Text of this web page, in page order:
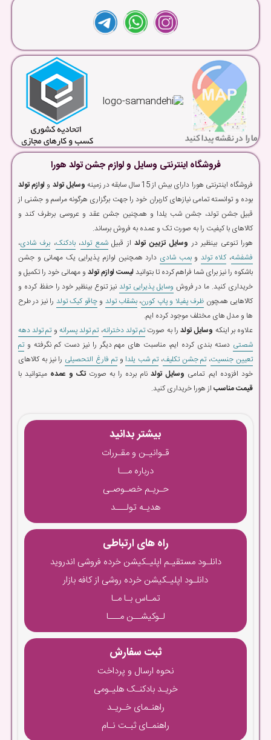
فروشگاه اینترنتی وسایل و لوازم جشن تولد هورا
فروشگاه اینترنتی هورا دارای بیش از 15 سال سابقه در زمینه وسایل تولد و لوازم تولد
بوده و توانسته تمامی نیازهای کاربران خود را جهت برگزاری هرگونه مراسم و جشنی از
قبیل جشن تولد، جشن شب یلدا و همچنین جشن عقد و عروسی برطرف کند و
کالاهای با کیفیت را به صورت تک و عمده به فروش برساند.
هورا تنوعی بینظیر در وسایل تزیین تولداز قبیلشمع تولد،بادکنک، برف شادی،
فشفشه،کلاه تولد وبمب شادی دارد همچنین لوازم پذیرایی یک مهمانی و جشن
باشکوه را نیز برای شما فراهم کرده تا بتوانیدلیست لوازم تولد و مهمانی خود را تکمیل و
خریداری کنید. ما در فروش وسایل پذیرایی تولد نیز تنوع بینظیر خود را حفظ کرده و
کالاهایی همچون ظرف پفیلا و پاپ کورن،بشقاب تولد وچاقو کیک تولد را نیز در طرح
ها و مدل های مختلف موجود کرده ایم.
علاوه بر اینکه وسایل تولدرا به صورتتم تولد دخترانه،تم تولد پسرانه وتم تولد دهه
شصتی دسته بندی کرده ایم، مناسبت های مهم دیگر را نیز دست کم نگرفته وتم
تعیین جنسیت،تم جشن تکلیف،تم شب یلدا وتم فارغ التحصیلی را نیز به کالاهای
خود افزوده ایم. تمامی وسایل تولد نام برده را به صورت تک و عمده میتوانید با
قیمت مناسب از هورا خریداری کنید.
بیشتر بدانید
قـوانیـن و مقـررات
درباره مــا
حـریـم خصـوصـی
هدیـه تولـــد
راه های ارتباطی
دانلـود مستقیـم اپلیـکیشن خرده فروشی اندروید
دانلـود اپلیـکیشن خرده روشی از کافه بازار
تمـاس بـا مـا
لـوکیشــن مـــا
ثبت سفارش
نحوه ارسال و پرداخت
خریـد بادکنـک هلیـومی
راهنـمای خـریـد
راهنمـای ثبـت نـام